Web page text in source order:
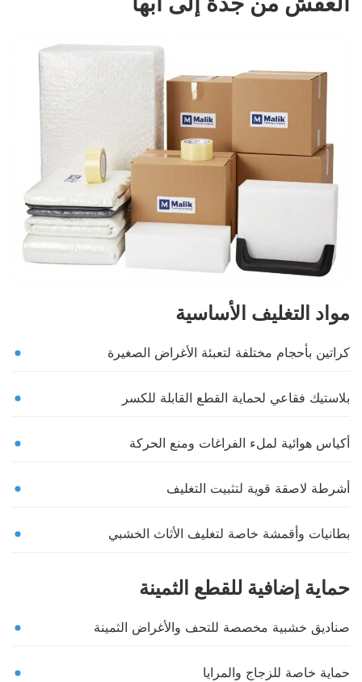
مواد التغليف الأساسية
كراتين بأحجام مختلفة لتعبئة الأغراض الصغيرة
بلاستيك فقاعي لحماية القطع القابلة للكسر
أكياس هوائية لملء الفراغات ومنع الحركة
أشرطة لاصقة قوية لتثبيت التغليف
بطانيات وأقمشة خاصة لتغليف الأثاث الخشبي
حماية إضافية للقطع الثمينة
صناديق خشبية مخصصة للتحف والأغراض الثمينة
حماية خاصة للزجاج والمرايا